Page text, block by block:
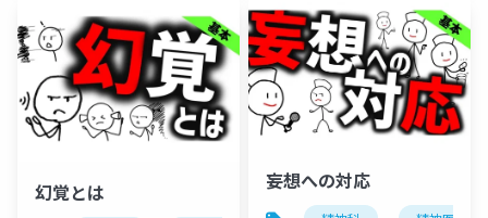
幻覚とは 妄想への対応